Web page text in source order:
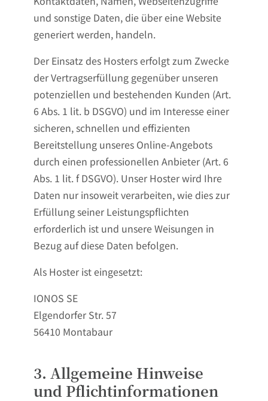
und sonstige Daten, die über eine Website
generiert werden, handeln.
Der Einsatz des Hosters erfolgt zum Zwecke
der Vertragserfüllung gegenüber unseren
potenziellen und bestehenden Kunden (Art.
6 Abs. 1 lit. b DSGVO) und im Interesse einer
sicheren, schnellen und effizienten
Bereitstellung unseres Online-Angebots
durch einen professionellen Anbieter (Art. 6
Abs. 1 lit. f DSGVO). Unser Hoster wird Ihre
Daten nur insoweit verarbeiten, wie dies zur
Erfüllung seiner Leistungspflichten
erforderlich ist und unsere Weisungen in
Bezug auf diese Daten befolgen.
Als Hoster ist eingesetzt:
IONOS SE
Elgendorfer Str. 57
56410 Montabaur
3. Allgemeine Hinweise
und Pflichtinformationen